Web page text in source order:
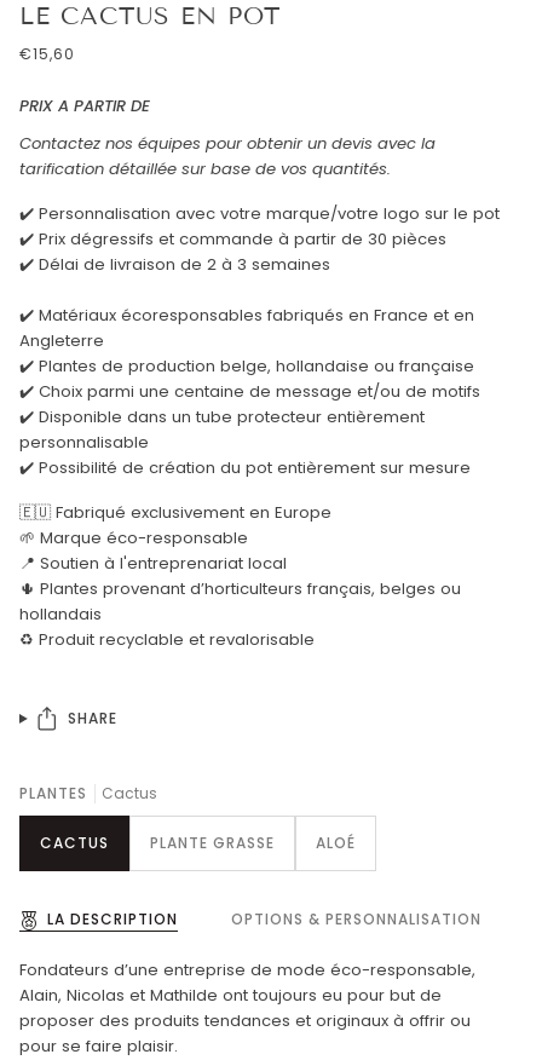
LE CACTUS EN POT
€15,60
PRIX A PARTIR DE
Contactez nos équipes pour obtenir un devis avec la
tarification détaillée sur base de vos quantités.
✔️ Personnalisation avec votre marque/votre logo sur le pot
✔️ Prix dégressifs et commande à partir de 30 pièces
✔️ Délai de livraison de 2 à 3 semaines
✔️ Matériaux écoresponsables fabriqués en France et en
Angleterre
✔️ Plantes de production belge, hollandaise ou française
✔️ Choix parmi une centaine de message et/ou de motifs
✔️ Disponible dans un tube protecteur entièrement
personnalisable
✔️ Possibilité de création du pot entièrement sur mesure
🇪🇺 Fabriqué exclusivement en Europe
🌱 Marque éco-responsable
📍 Soutien à l'entreprenariat local
🌵 Plantes provenant d’horticulteurs français, belges ou
hollandais
♻️ Produit recyclable et revalorisable
SHARE
PLANTES Cactus
CACTUS PLANTE GRASSE ALOÉ
LA DESCRIPTION OPTIONS & PERSONNALISATION
Fondateurs d’une entreprise de mode éco-responsable,
Alain, Nicolas et Mathilde ont toujours eu pour but de
proposer des produits tendances et originaux à offrir ou
pour se faire plaisir.